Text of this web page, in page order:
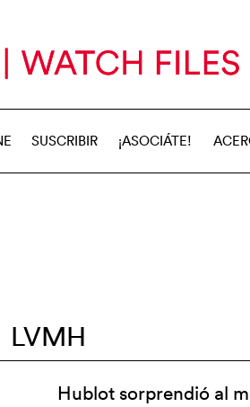
SUSCRIBIR ¡ASOCIÁTE!
LVMH
Hublot sorprendió al